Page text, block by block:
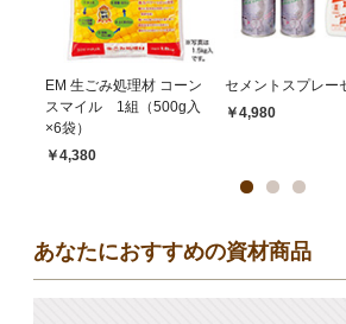
EM 生ごみ処理材 コーン
スマイル 1組（500g入
×6袋）
￥4,380
セメントスプレー
￥4,980
あなたにおすすめの資材商品